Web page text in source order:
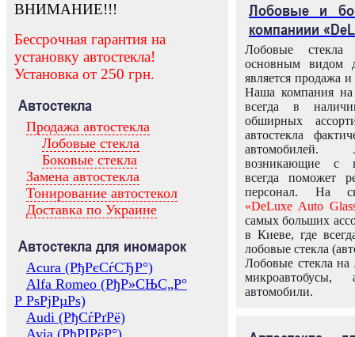
ВНИМАНИЕ!!!
Бессрочная гарантия на
установку автостекла!
Установка от 250 грн.
Автостекла
Продажа автостекла
Лобовые стекла
Боковые стекла
Замена автостекла
Тонирование автостекол
Доставка по Украине
Автостекла для иномарок
Acura (РђРєСѓСЂР°)
Alfa Romeo (РђР»СЊС„Р°
Р РѕРјРµРѕ)
Audi (РђСѓРґРё)
Avia (РђРІРёР°)
Лобовые и
компаниии
Лобовые
основным видом
является продажа и
Наша компания на
всегда в
обширных
автостекла
возникающие с
всегда поможет
персонал. На
«DeLuxe Auto
самых больших
в Киеве, где
лобовые стекла
Лобовые стекла на
микроавтобусы,
автомобили.